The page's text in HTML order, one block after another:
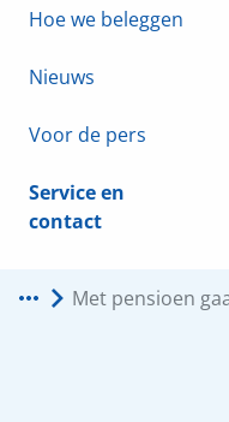
Hoe we beleggen
Nieuws
Voor de pers
Service en
contact